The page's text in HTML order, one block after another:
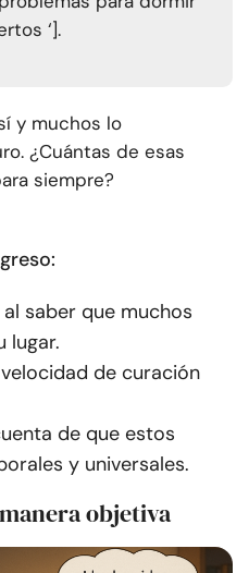
‘].
y muchos lo
¿Cuántas de esas
siempre?
saber que muchos
lugar.
de curación
de que estos
y universales.
objetiva